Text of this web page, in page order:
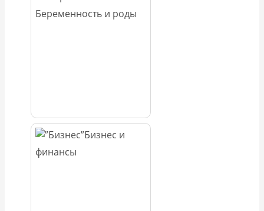
Беременность и роды
Бизнес и
финансы